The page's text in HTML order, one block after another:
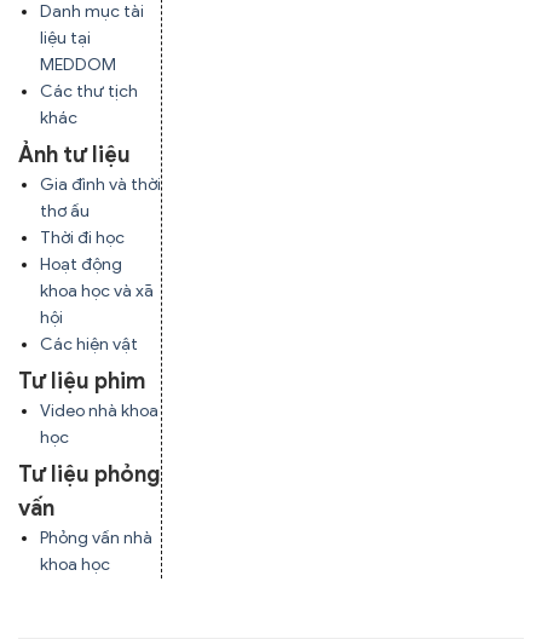
Danh mục tài
liệu tại
MEDDOM
Các thư tịch
khác
Ảnh tư liệu
Gia đình và thời
thơ ấu
Thời đi học
Hoạt động
khoa học và xã
hội
Các hiện vật
Tư liệu phim
Video nhà khoa
học
Tư liệu phỏng
vấn
Phỏng vấn nhà
khoa học